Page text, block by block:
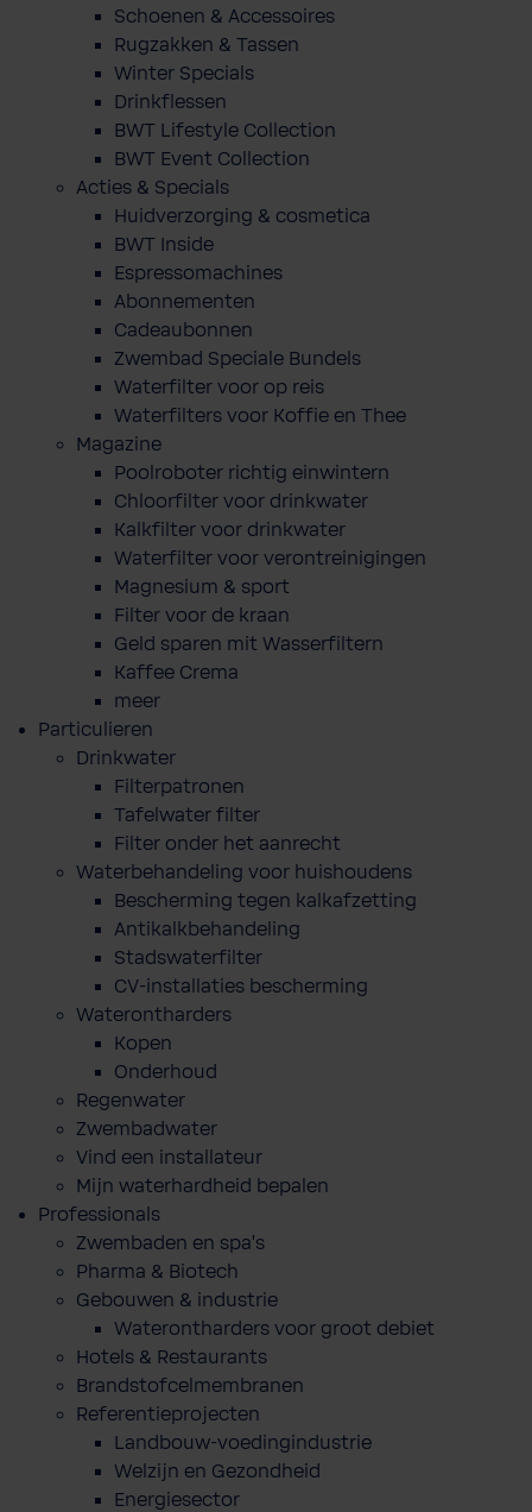
Schoenen & Accessoires
Rugzakken & Tassen
Winter Specials
Drinkflessen
BWT Lifestyle Collection
BWT Event Collection
Acties & Specials
Huidverzorging & cosmetica
BWT Inside
Espressomachines
Abonnementen
Cadeaubonnen
Zwembad Speciale Bundels
Waterfilter voor op reis
Waterfilters voor Koffie en Thee
Magazine
Poolroboter richtig einwintern
Chloorfilter voor drinkwater
Kalkfilter voor drinkwater
Waterfilter voor verontreinigingen
Magnesium & sport
Filter voor de kraan
Geld sparen mit Wasserfiltern
Kaffee Crema
meer
Particulieren
Drinkwater
Filterpatronen
Tafelwater filter
Filter onder het aanrecht
Waterbehandeling voor huishoudens
Bescherming tegen kalkafzetting
Antikalkbehandeling
Stadswaterfilter
CV-installaties bescherming
Waterontharders
Kopen
Onderhoud
Regenwater
Zwembadwater
Vind een installateur
Mijn waterhardheid bepalen
Professionals
Zwembaden en spa's
Pharma & Biotech
Gebouwen & industrie
Waterontharders voor groot debiet
Hotels & Restaurants
Brandstofcelmembranen
Referentieprojecten
Landbouw-voedingindustrie
Welzijn en Gezondheid
Energiesector